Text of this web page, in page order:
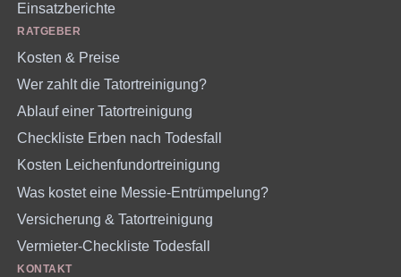
Einsatzberichte
RATGEBER
Kosten & Preise
Wer zahlt die Tatortreinigung?
Ablauf einer Tatortreinigung
Checkliste Erben nach Todesfall
Kosten Leichenfundortreinigung
Was kostet eine Messie-Entrümpelung?
Versicherung & Tatortreinigung
Vermieter-Checkliste Todesfall
KONTAKT